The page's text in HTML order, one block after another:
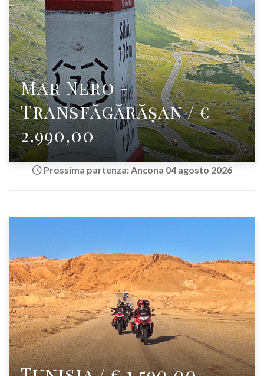
Mar Nero -
Transfăgărășan / €
2.990,00
Prossima partenza: Ancona 04 agosto 2026